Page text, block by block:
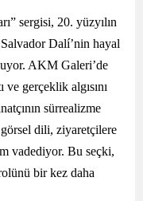
sergisi, 20. yüzyılın
Salvador Dalí’nin hayal
AKM Galeri’de
gerçeklik algısını
sürrealizme
görsel dili, ziyaretçilere
vadediyor. Bu seçki,
bir kez daha